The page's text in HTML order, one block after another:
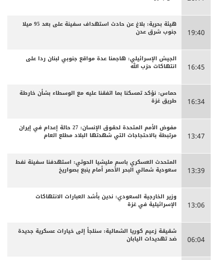
19:40
هيئة بحرية: بلاغ عن حادث استهداف سفينة على بعد 95 ميلا
جنوب شرق عدن
16:45
الجيش الإسرائيلي: هاجمنا عدة مواقع جنوبي لبنان ردا على
انتهاكات حزب الله
16:34
حماس: نؤكد تمسكنا بما اتفقنا عليه مع الوسطاء بشأن خارطة
طريق غزة
13:47
مفوض الأمم المتحدة لحقوق الإنسان: 27 حالة إعدام في إيران
مرتبطة بالاحتجاجات التي شهدتها البلاد مطلع العام
13:39
المتحدث العسكري باسم مليشيا الحوثي: استهدفنا سفينة نفط
سعودية شمالي البحر الأحمر أمام ينبع بصواريخ
13:06
وزير الخارجية السعودي: ندين بأشد العبارات الانتهاكات
الإسرائيلية في غزة
06:04
شقيقة زعيم كوريا الشمالية: سنلجأ إلى خيارات عسكرية جديدة
ضد تهديدات اليابان